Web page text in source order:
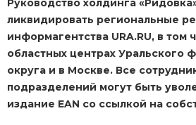
Руководство холдинга
ликвидировать региональные
информагентства URA.RU, в том
областных центрах Уральского
округа и в Москве. Все
подразделений могут быть
издание EAN со ссылкой на